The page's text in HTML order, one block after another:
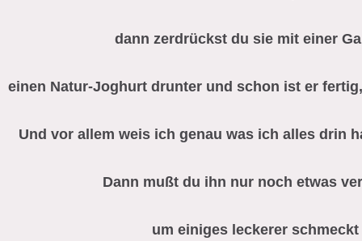
dann zerdrückst du sie mit einer
einen Natur-Joghurt drunter und schon ist er
Und vor allem weis ich genau was ich alles drin
Dann mußt du ihn nur noch etwas
um einiges leckerer